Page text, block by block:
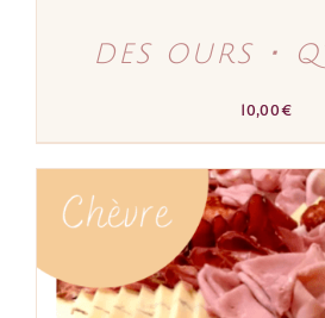
DES OURS ･
10,00€